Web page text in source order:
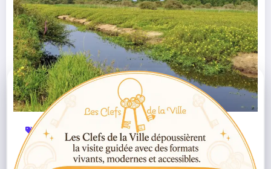
Biodiversité , Environnement Loire-Atlantique,
Erdre LPO,Marais De Mazerolles,Nantes,Nature
WWF France